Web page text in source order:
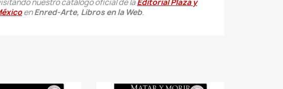
nuestro catálogo oficial de laEditorial Plaza y
enEnred-Arte, Libros en la Web.